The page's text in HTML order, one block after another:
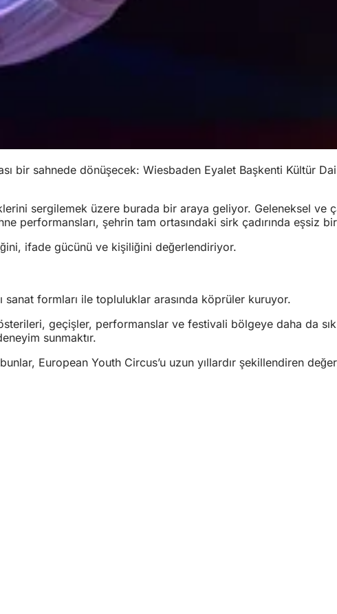
sahnede dönüşecek: Wiesbaden Eyalet Başkenti Kültür
sergilemek üzere burada bir araya geliyor. Geleneksel ve
performansları, şehrin tam ortasındaki sirk çadırında eşsiz
ifade gücünü ve kişiliğini değerlendiriyor.
formları ile topluluklar arasında köprüler kuruyor.
geçişler, performanslar ve festivali bölgeye daha da
sunmaktır.
European Youth Circus’u uzun yıllardır şekillendiren